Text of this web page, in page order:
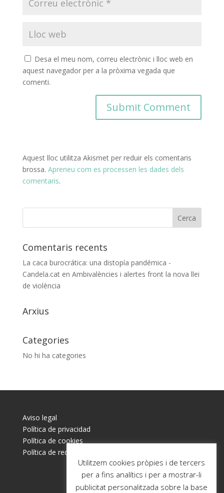
Desa el meu nom, correu electrònic i lloc web en
aquest navegador per a la pròxima vegada que
comenti.
Aquest lloc utilitza Akismet per reduir els comentaris
brossa. Apreneu com es processen les dades dels
comentaris.
Comentaris recents
La caca burocrática: una distopía pandémica -
Candela.caten Ambivalències i alertes front la nova llei
de violència
Arxius
Categories
No hi ha categories
Aviso legal
Política de privacidad
Política de cookies
Política de redes sociales
Utilitzem cookies pròpies i de tercers
per a fins analítics i per a mostrar-li
publicitat personalitzada sobre la base